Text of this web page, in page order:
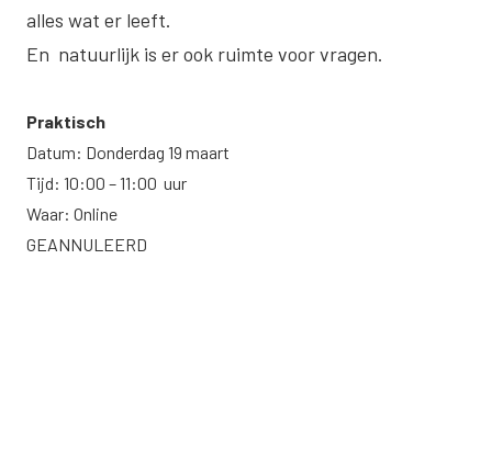
alles wat er leeft.
En natuurlijk is er ook ruimte voor vragen.
Praktisch
Datum: Donderdag 19 maart
Tijd: 10:00 – 11:00 uur
Waar: Online
GEANNULEERD